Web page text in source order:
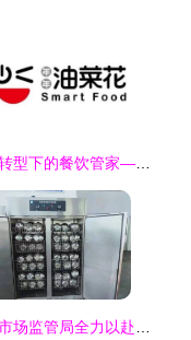
数字化转型下的餐饮管家——青岛油菜花智慧餐饮管理新模式
兰山区市场监管局全力以赴做好中考期间食品安全保障工作